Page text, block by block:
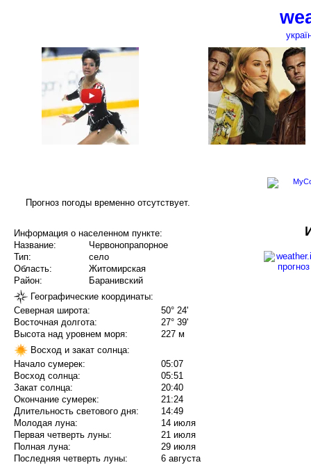
Прогноз погоды временно отсутствует.
Информация о населенном пункте:
Название:
Червонопрапорное
Тип:
село
Область:
Житомирская
Район:
Баранивский
Географические координаты:
Северная широта:
50° 24'
Восточная долгота:
27° 39'
Высота над уровнем моря:
227 м
Восход и закат солнца:
Начало сумерек:
05:07
Восход солнца:
05:51
Закат солнца:
20:40
Окончание сумерек:
21:24
Длительность светового дня:
14:49
Молодая луна:
14 июля
Первая четверть луны:
21 июля
Полная луна:
29 июля
Последняя четверть луны:
6 августа